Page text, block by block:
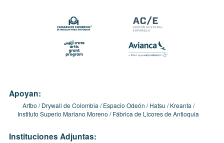
Apoyan:
Artbo Drywall de Colombia Espacio Odeón Hatsu
Kreanta
Instituto Superio Mariano Moreno
Fábrica de Licores de Antioquia
Instituciones Adjuntas: